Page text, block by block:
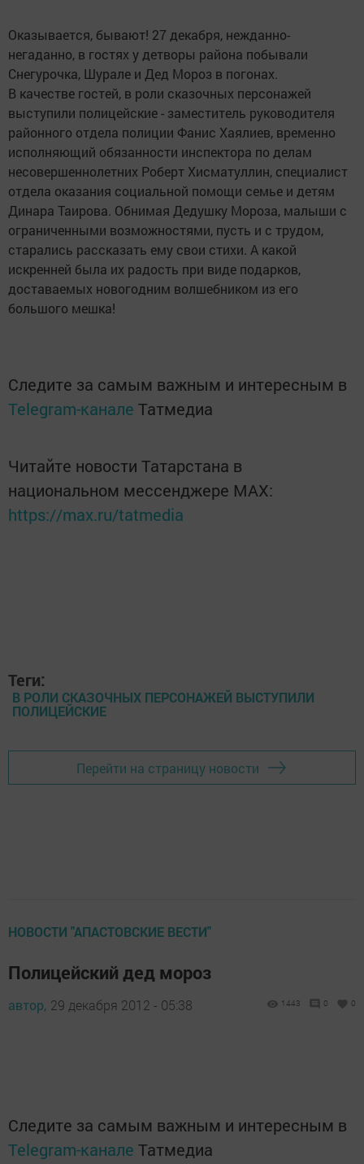
Оказывается, бывают! 27 декабря, нежданно-
негаданно, в гостях у детворы района побывали
Снегурочка, Шурале и Дед Мороз в погонах.
В качестве гостей, в роли сказочных персонажей
выступили полицейские - заместитель руководителя
районного отдела полиции Фанис Хаялиев, временно
исполняющий обязанности инспектора по делам
несовершеннолетних Роберт Хисматуллин, специалист
отдела оказания социальной помощи семье и детям
Динара Таирова. Обнимая Дедушку Мороза, малыши с
ограниченными возможностями, пусть и с трудом,
старались рассказать ему свои стихи. А какой
искренней была их радость при виде подарков,
доставаемых новогодним волшебником из его
большого мешка!
Следите за самым важным и интересным в
Telegram-канале Татмедиа
Читайте новости Татарстана в
национальном мессенджере MАХ:
https://max.ru/tatmedia
Теги:
В РОЛИ СКАЗОЧНЫХ ПЕРСОНАЖЕЙ ВЫСТУПИЛИ
ПОЛИЦЕЙСКИЕ
Перейти на страницу новости
НОВОСТИ "АПАСТОВСКИЕ ВЕСТИ"
Полицейский дед мороз
автор, 29 декабря 2012 - 05:38 1443 0 0
Следите за самым важным и интересным в
Telegram-канале Татмедиа